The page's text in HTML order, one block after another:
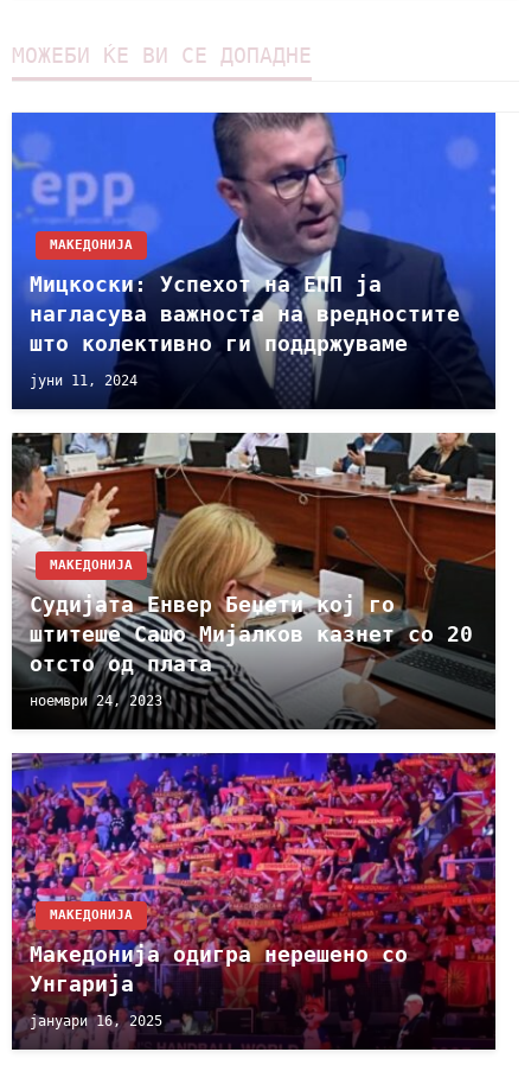
МОЖЕБИ ЌЕ ВИ СЕ ДОПАДНЕ
МАКЕДОНИЈА
Мицкоски: Успехот на ЕПП ја
нагласува важноста на вредностите
што колективно ги поддржуваме
јуни 11, 2024
МАКЕДОНИЈА
Судијата Енвер Беџети кој го
штитеше Сашо Мијалков казнет со 20
отсто од плата
ноември 24, 2023
МАКЕДОНИЈА
Maкедонија одигра нерешено со
Унгарија
јануари 16, 2025